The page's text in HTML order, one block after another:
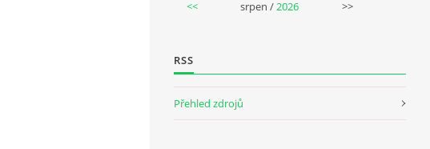
<< srpen /2026 >>
RSS
Přehled zdrojů